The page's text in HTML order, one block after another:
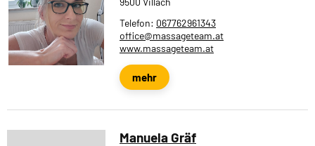
Telefon: 067762961343
office@massageteam.at
www.massageteam.at
mehr
Manuela Gräf